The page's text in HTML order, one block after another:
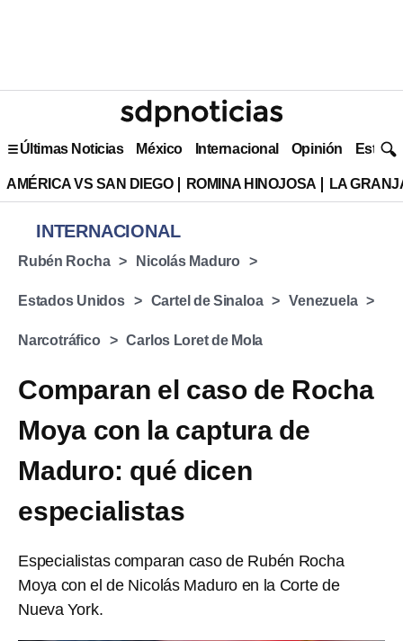
Últimas Noticias México Internacional Opinión Estilo
AMÉRICA VS SAN DIEGO ROMINA HINOJOSA LA
INTERNACIONAL
Rubén Rocha Nicolás Maduro
Estados Unidos Cartel de Sinaloa Venezuela
Narcotráfico Carlos Loret de Mola
Comparan el caso de Rocha
Moya con la captura de
Maduro: qué dicen
especialistas
Especialistas comparan caso de Rubén Rocha
Moya con el de Nicolás Maduro en la Corte de
Nueva York.